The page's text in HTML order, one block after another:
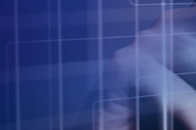
清源研究院致力于
世界一流创新领军
形成有原创性、突
水平研究成果。